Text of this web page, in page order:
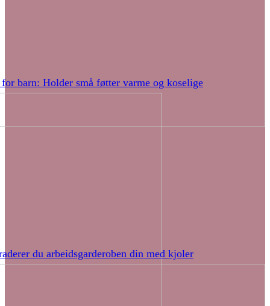
barn: Holder små føtter varme og koselige
du arbeidsgarderoben din med kjoler